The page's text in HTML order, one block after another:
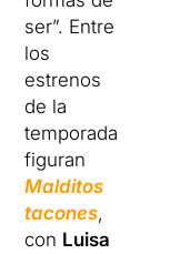
ser”. Entre
los
estrenos
de la
temporada
figuran
Malditos
tacones,
con Luisa